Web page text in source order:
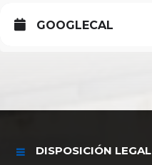
GOOGLECAL
DISPOSICIÓN LEGAL